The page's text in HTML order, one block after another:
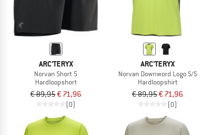
ARC'TERYX
Norvan Short 5
Hardloopshort
€ 89,95€ 71,96
(0)
ARC'TERYX
Norvan Downword Logo S/S
Hardloopshirt
€ 89,95€ 71,96
(0)